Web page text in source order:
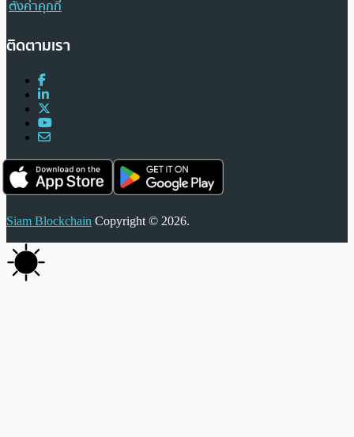
ตั้งค่าคุกกี้
ติดตามเรา
Siam Blockchain Copyright © 2026.